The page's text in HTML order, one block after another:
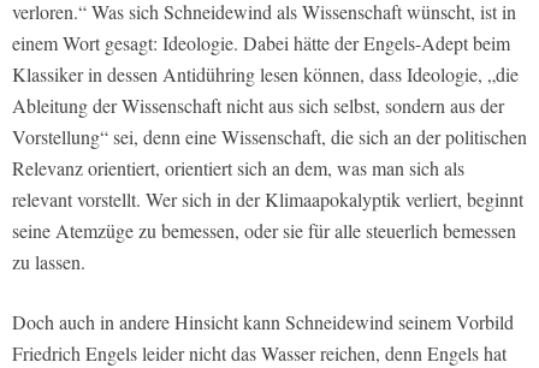
verloren.“ Was sich Schneidewind als Wissenschaft wünscht, ist in
einem Wort gesagt: Ideologie. Dabei hätte der Engels-Adept beim
Klassiker in dessen Antidühring lesen können, dass Ideologie, „die
Ableitung der Wissenschaft nicht aus sich selbst, sondern aus der
Vorstellung“ sei, denn eine Wissenschaft, die sich an der politischen
Relevanz orientiert, orientiert sich an dem, was man sich als
relevant vorstellt. Wer sich in der Klimaapokalyptik verliert, beginnt
seine Atemzüge zu bemessen, oder sie für alle steuerlich bemessen
zu lassen.
Doch auch in andere Hinsicht kann Schneidewind seinem Vorbild
Friedrich Engels leider nicht das Wasser reichen, denn Engels hat